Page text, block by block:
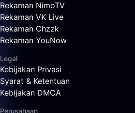
Rekaman NimoTV
Rekaman VK Live
Rekaman Chzzk
Rekaman YouNow
Legal
Kebijakan Privasi
Syarat & Ketentuan
Kebijakan DMCA
Perusahaan